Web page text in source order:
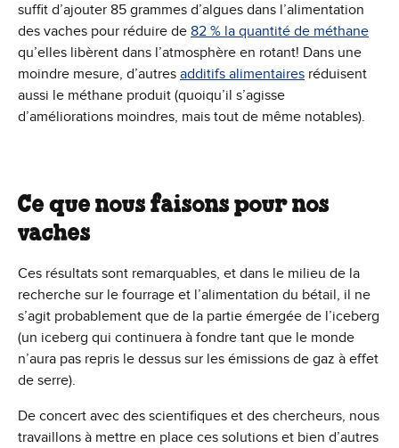
suffit d’ajouter 85 grammes d’algues dans l’alimentation
des vaches pour réduire de 82 % la quantité de méthane
qu’elles libèrent dans l’atmosphère en rotant! Dans une
moindre mesure, d’autres additifs alimentaires réduisent
aussi le méthane produit (quoiqu’il s’agisse
d’améliorations moindres, mais tout de même notables).
Ce que nous faisons pour nos
vaches
Ces résultats sont remarquables, et dans le milieu de la
recherche sur le fourrage et l’alimentation du bétail, il ne
s’agit probablement que de la partie émergée de l’iceberg
(un iceberg qui continuera à fondre tant que le monde
n’aura pas repris le dessus sur les émissions de gaz à effet
de serre).
De concert avec des scientifiques et des chercheurs, nous
travaillons à mettre en place ces solutions et bien d’autres